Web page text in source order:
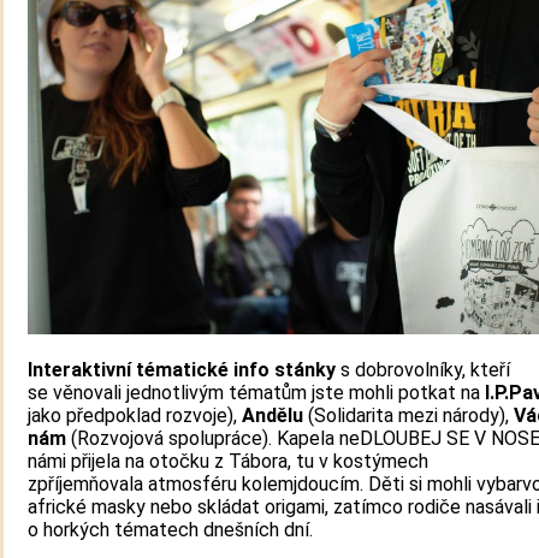
Interaktivní tématické info stánky s dobrovolníky, kteří
se věnovali jednotlivým tématům jste mohli potkat na
jako předpoklad rozvoje), Andělu (Solidarita mezi národy),
nám (Rozvojová spolupráce). Kapela neDLOUBEJ SE V
námi přijela na otočku z Tábora, tu v kostýmech
zpříjemňovala atmosféru kolemjdoucím. Děti si mohli
africké masky nebo skládat origami, zatímco rodiče nasávali
o horkých tématech dnešních dní.